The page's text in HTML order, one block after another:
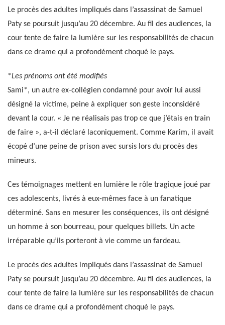
Le procès des adultes impliqués dans l’assassinat de Samuel
Paty se poursuit jusqu’au 20 décembre. Au fil des audiences, la
cour tente de faire la lumière sur les responsabilités de chacun
dans ce drame qui a profondément choqué le pays.
*Les prénoms ont été modifiés
Sami*, un autre ex-collégien condamné pour avoir lui aussi
désigné la victime, peine à expliquer son geste inconsidéré
devant la cour. « Je ne réalisais pas trop ce que j’étais en train
de faire », a-t-il déclaré laconiquement. Comme Karim, il avait
écopé d’une peine de prison avec sursis lors du procès des
mineurs.
Ces témoignages mettent en lumière le rôle tragique joué par
ces adolescents, livrés à eux-mêmes face à un fanatique
déterminé. Sans en mesurer les conséquences, ils ont désigné
un homme à son bourreau, pour quelques billets. Un acte
irréparable qu’ils porteront à vie comme un fardeau.
Le procès des adultes impliqués dans l’assassinat de Samuel
Paty se poursuit jusqu’au 20 décembre. Au fil des audiences, la
cour tente de faire la lumière sur les responsabilités de chacun
dans ce drame qui a profondément choqué le pays.